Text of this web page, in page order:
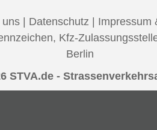
uns | Datenschutz | Impressum
, Kfz-
Berlin
STVA.de -